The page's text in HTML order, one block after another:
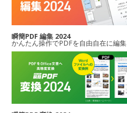
瞬簡PDF 編集 2024
かんたん操作でPDFを自由自在に編集